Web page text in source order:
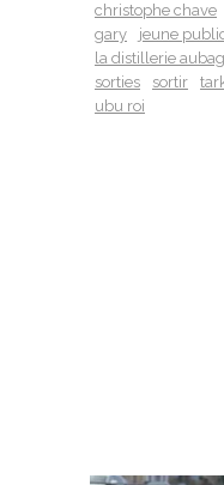
christophe chave
gary
jeune
la distillerie
sorties
sortir
ubu roi